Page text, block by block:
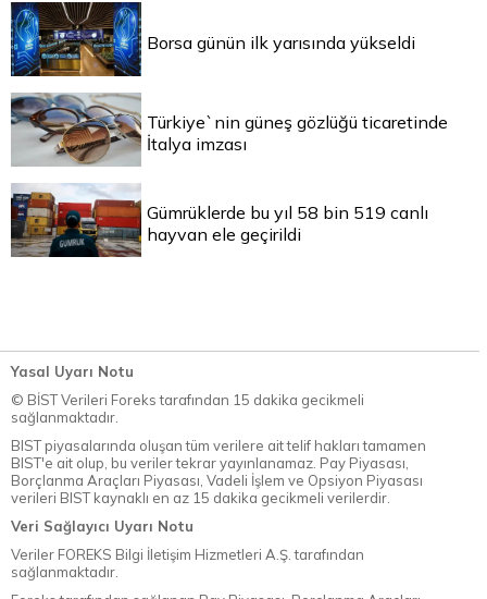
Borsa günün ilk yarısında yükseldi
Türkiye`nin güneş gözlüğü ticaretinde
İtalya imzası
Gümrüklerde bu yıl 58 bin 519 canlı
hayvan ele geçirildi
Yasal Uyarı Notu
© BİST Verileri Foreks tarafından 15 dakika gecikmeli
sağlanmaktadır.
BIST piyasalarında oluşan tüm verilere ait telif hakları tamamen
BIST'e ait olup, bu veriler tekrar yayınlanamaz. Pay Piyasası,
Borçlanma Araçları Piyasası, Vadeli İşlem ve Opsiyon Piyasası
verileri BIST kaynaklı en az 15 dakika gecikmeli verilerdir.
Veri Sağlayıcı Uyarı Notu
Veriler FOREKS Bilgi İletişim Hizmetleri A.Ş. tarafından
sağlanmaktadır.